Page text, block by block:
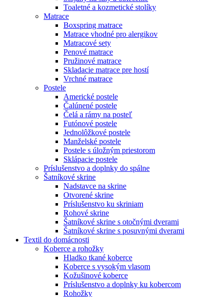
Toaletné a kozmetické stolíky
Matrace
Boxspring matrace
Matrace vhodné pro alergikov
Matracové sety
Penové matrace
Pružinové matrace
Skladacie matrace pre hostí
Vrchné matrace
Postele
Americké postele
Čalúnené postele
Čelá a rámy na posteľ
Futónové postele
Jednolôžkové postele
Manželské postele
Postele s úložným priestorom
Sklápacie postele
Príslušenstvo a doplnky do spálne
Šatníkové skrine
Nadstavce na skrine
Otvorené skrine
Príslušenstvo ku skriniam
Rohové skrine
Šatníkové skrine s otočnými dverami
Šatníkové skrine s posuvnými dverami
Textil do domácnosti
Koberce a rohožky
Hladko tkané koberce
Koberce s vysokým vlasom
Kožušinové koberce
Príslušenstvo a doplnky ku kobercom
Rohožky